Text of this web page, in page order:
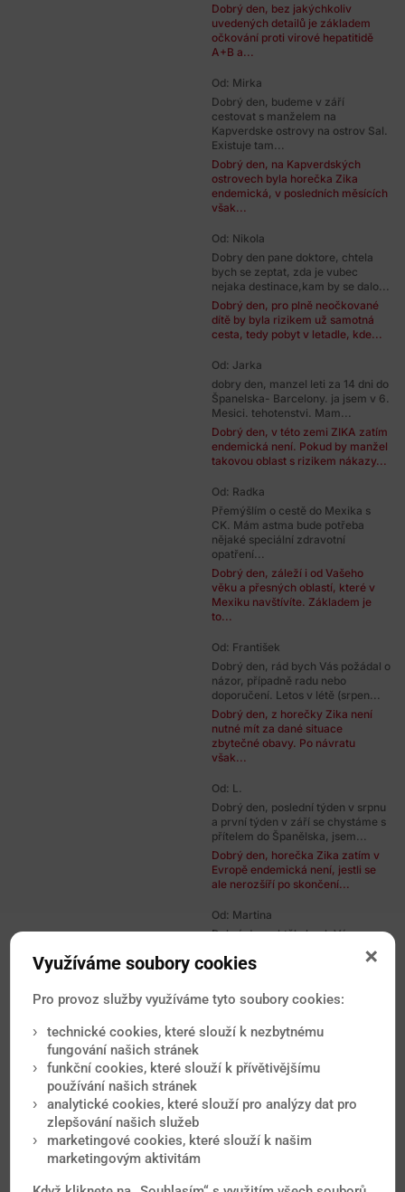
Dobrý den, bez jakýchkoliv
uvedených detailů je základem
očkování proti virové hepatitidě
A+B a...
Od: Mirka
Dobrý den, budeme v září
cestovat s manželem na
Kapverdske ostrovy na ostrov Sal.
Existuje tam...
Dobrý den, na Kapverdských
ostrovech byla horečka Zika
endemická, v posledních měsících
však...
Od: Nikola
Dobry den pane doktore, chtela
bych se zeptat, zda je vubec
nejaka destinace,kam by se dalo...
Dobrý den, pro plně neočkované
dítě by byla rizikem už samotná
cesta, tedy pobyt v letadle, kde...
Od: Jarka
dobry den, manzel leti za 14 dni do
Španelska- Barcelony. ja jsem v 6.
Mesici. tehotenstvi. Mam...
Dobrý den, v této zemi ZIKA zatím
endemická není. Pokud by manžel
takovou oblast s rizikem nákazy...
Od: Radka
Přemýšlím o cestě do Mexika s
CK. Mám astma bude potřeba
nějaké speciální zdravotní
opatření...
Dobrý den, záleží i od Vašeho
věku a přesných oblastí, které v
Mexiku navštívíte. Základem je
to...
Od: František
Dobrý den, rád bych Vás požádal o
názor, případně radu nebo
doporučení. Letos v létě (srpen...
Dobrý den, z horečky Zika není
nutné mít za dané situace
zbytečné obavy. Po návratu
však...
Od: L.
Dobrý den, poslední týden v srpnu
a první týden v září se chystáme s
přítelem do Španělska, jsem...
Dobrý den, horečka Zika zatím v
Evropě endemická není, jestli se
ale nerozšíří po skončení...
Od: Martina
Dobrý den, chtěla bych Vás
následující situaci. Rodiče pobývají
Dobrý den, takové riziko
samozřejmé existuje,
potenciálních možností je poměrně
dost. Záleží i na...
Od: Hana
přítelem do Itálie, Lignana. Já v té
Dobrý den, pokud jde o Ziku nebo
Využíváme soubory cookies
Pro provoz služby využíváme tyto soubory cookies:
technické cookies, které slouží k nezbytnému
fungování našich stránek
funkční cookies, které slouží k přívětivějšímu
používání našich stránek
analytické cookies, které slouží pro analýzy dat pro
zlepšování našich služeb
marketingové cookies, které slouží k našim
marketingovým aktivitám